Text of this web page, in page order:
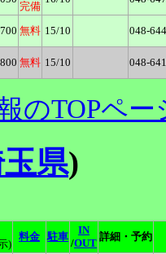
完備
無料 15/10 048-
無料 15/10 048-
のTOPペー
県)
)
料金 駐車
IN
/OUT
詳細・予約